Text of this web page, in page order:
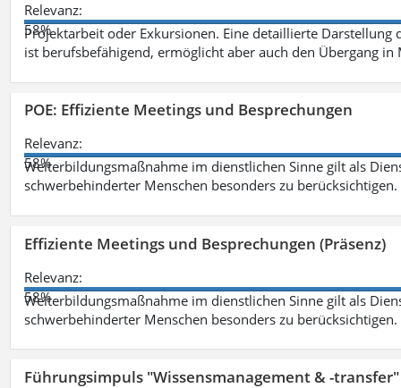
Relevanz:
58%
Projektarbeit oder Exkursionen. Eine detaillierte
ist berufsbefähigend, ermöglicht aber auch den Übergang in
POE: Effiziente Meetings und Besprechungen
Relevanz:
58%
Weiterbildungsmaßnahme im dienstlichen Sinne gilt als
schwerbehinderter Menschen besonders zu berücksichtigen.
Effiziente Meetings und Besprechungen (Präsenz)
Relevanz:
58%
Weiterbildungsmaßnahme im dienstlichen Sinne gilt als
schwerbehinderter Menschen besonders zu berücksichtigen.
Führungsimpuls "Wissensmanagement & -